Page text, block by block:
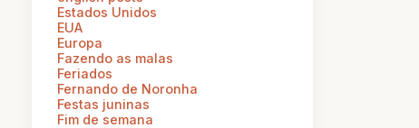
Estados Unidos
EUA
Europa
Fazendo as malas
Feriados
Fernando de Noronha
Festas juninas
Fim de semana